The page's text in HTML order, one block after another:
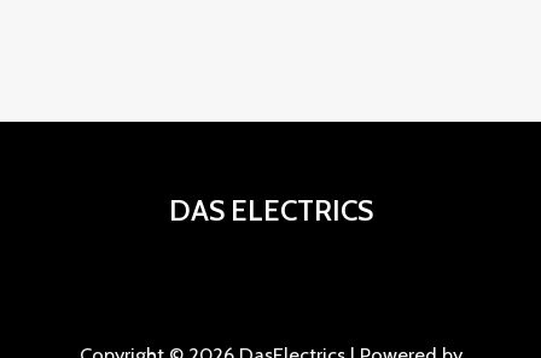
DAS ELECTRICS